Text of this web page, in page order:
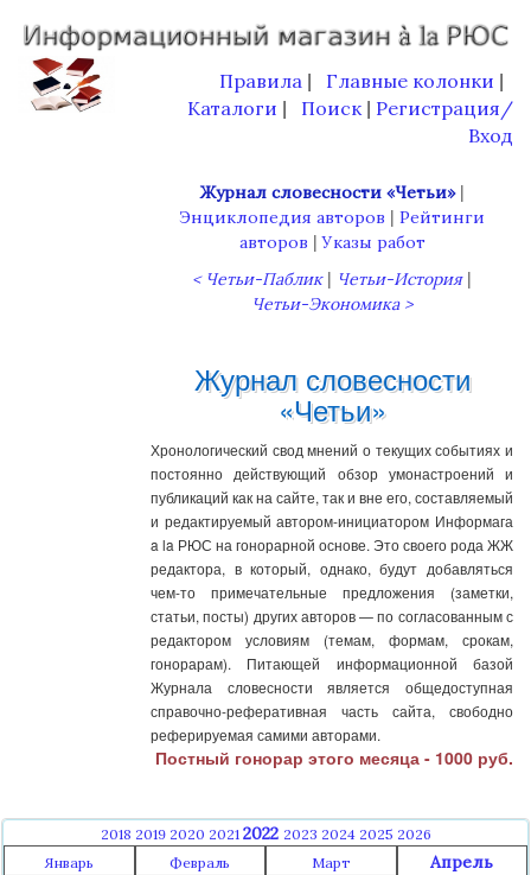
Правила Главные колонки
Каталоги Поиск
Регистрация/
Вход
Журнал словесности «Четьи»|
Энциклопедия авторов | Рейтинги
авторов |Указы работ
< Четьи-Паблик| Четьи-История|
Четьи-Экономика >
Журнал словесности
«Четьи»
Хронологический свод мнений о текущих событиях и
постоянно действующий обзор умонастроений и
публикаций как на сайте, так и вне его, составляемый
и редактируемый автором-инициатором Информага
a la РЮС на гонорарной основе. Это своего рода ЖЖ
редактора, в который, однако, будут добавляться
чем-то примечательные предложения (заметки,
статьи, посты) других авторов — по согласованным с
редактором условиям (темам, формам, срокам,
гонорарам). Питающей информационной базой
Журнала словесности является общедоступная
справочно-реферативная часть сайта, свободно
реферируемая самими авторами.
Постный гонорар этого месяца - 1000 руб.
2018 2019 2020 2021 2022 2023 2024 2025 2026
Январь
Февраль Март Апрель